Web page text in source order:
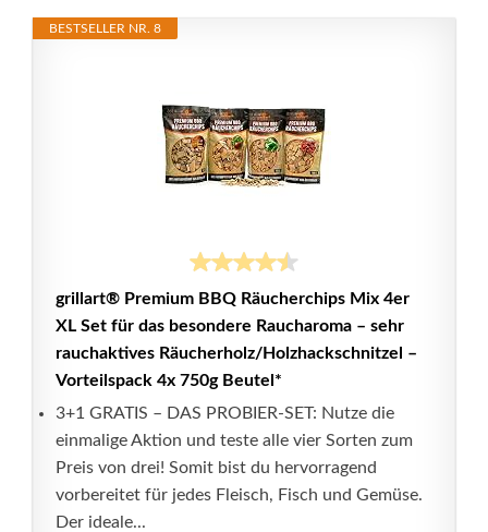
BESTSELLER NR. 8
grillart® Premium BBQ Räucherchips Mix 4er
XL Set für das besondere Raucharoma – sehr
rauchaktives Räucherholz/Holzhackschnitzel –
Vorteilspack 4x 750g Beutel*
3+1 GRATIS – DAS PROBIER-SET: Nutze die
einmalige Aktion und teste alle vier Sorten zum
Preis von drei! Somit bist du hervorragend
vorbereitet für jedes Fleisch, Fisch und Gemüse.
Der ideale...